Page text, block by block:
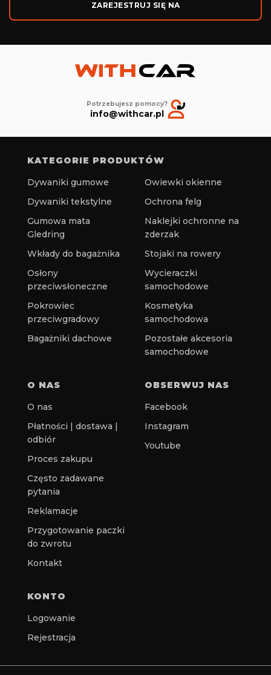
ZAREJESTRUJ SIĘ NA
Potrzebujesz pomocy?
info@withcar.pl
KATEGORIE PRODUKTÓW
Dywaniki gumowe
Dywaniki tekstylne
Gumowa mata
Gledring
Wkłady do bagażnika
Osłony
przeciwsłoneczne
Pokrowiec
przeciwgradowy
Bagażniki dachowe
Owiewki okienne
Ochrona felg
Naklejki ochronne na
zderzak
Stojaki na rowery
Wycieraczki
samochodowe
Kosmetyka
samochodowa
Pozostałe akcesoria
samochodowe
O NAS
O nas
Płatności | dostawa |
odbiór
Proces zakupu
Często zadawane
pytania
Reklamacje
Przygotowanie paczki
do zwrotu
Kontakt
OBSERWUJ NAS
Facebook
Instagram
Youtube
KONTO
Logowanie
Rejestracja